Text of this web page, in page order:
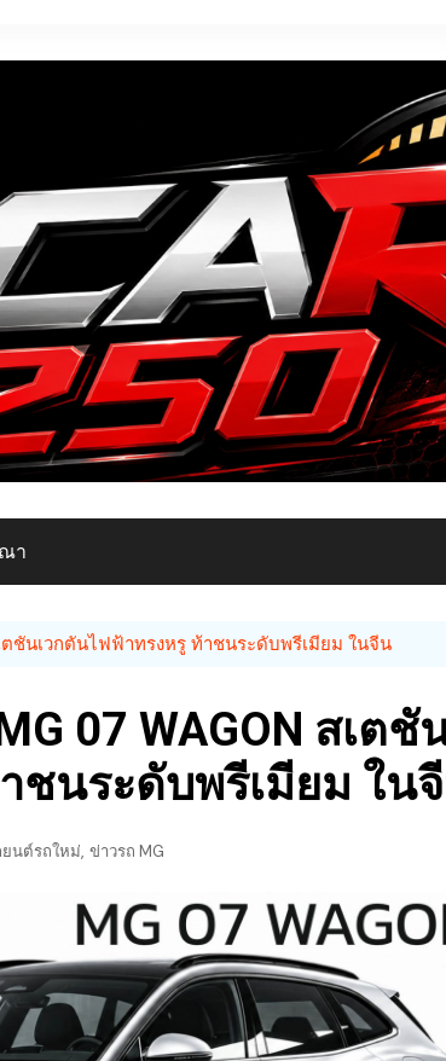
า
ชันเวกตันไฟฟ้าทรงหรู ท้าชนระดับพรีเมียม ในจีน
07 WAGON สเตชั
ชนระดับพรีเมียม ใน
ยนต์รถใหม่, ข่าวรถ MG